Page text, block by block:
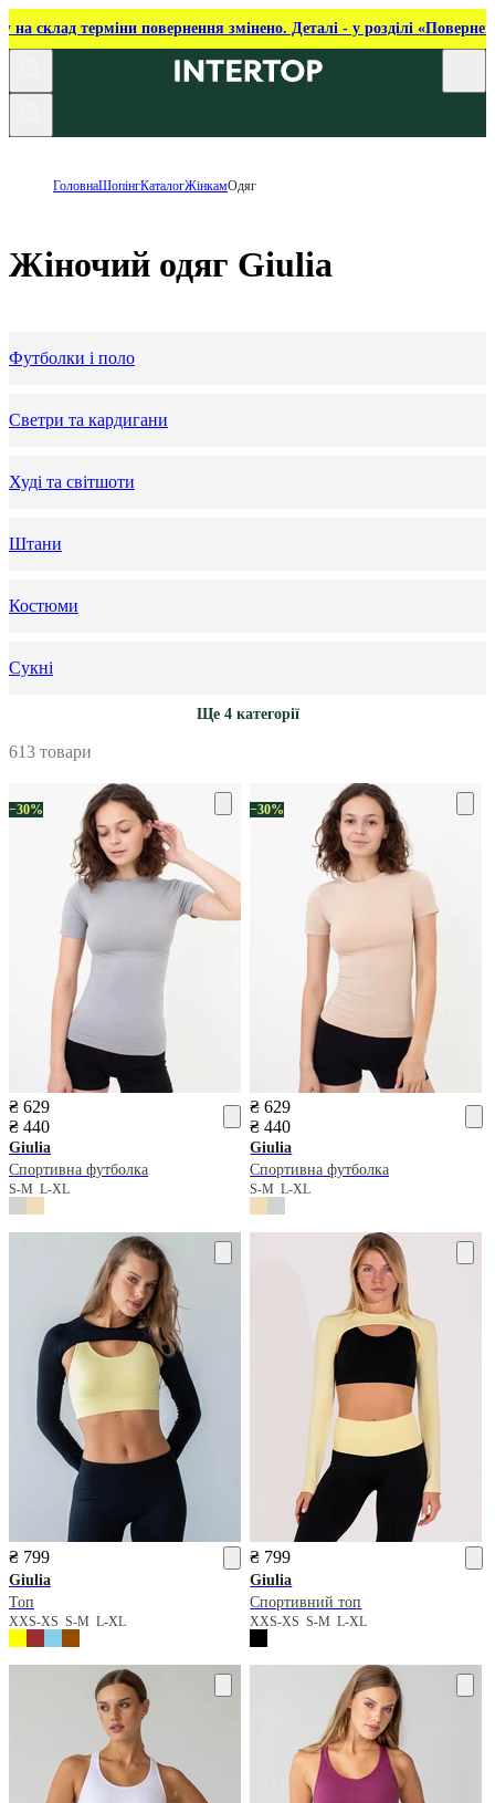
на склад терміни повернення змінено. Деталі - у розділі
ГоловнаШопінгКаталогЖінкамОдяг
Жіночий одяг Giulia
Футболки і поло
Светри та кардигани
Худі та світшоти
Штани
Костюми
Сукні
Ще 4 категорії
613 товари
−30%
₴ 629
₴ 440
Giulia
Спортивна футболка
S-M L-XL
−30%
₴ 629
₴ 440
Giulia
Спортивна футболка
S-ML-XL
₴ 799
Giulia
Топ
XXS-XS S-M L-XL
₴ 799
Giulia
Спортивний топ
XXS-XSS-ML-XL